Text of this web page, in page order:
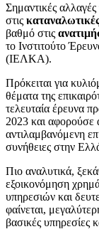
Σημαντικές
στις
βαθμό στις
το Ινστιτούτο
(ΙΕΛΚΑ).
Πρόκειται για
θέματα της
τελευταία έρευνα
2023 και αφορούσε
αντιλαμβανόμενη
συνήθειες στην
Πιο αναλυτικά,
εξοικονόμηση
υπηρεσιών και
φαίνεται,
βασικές υπηρεσίες